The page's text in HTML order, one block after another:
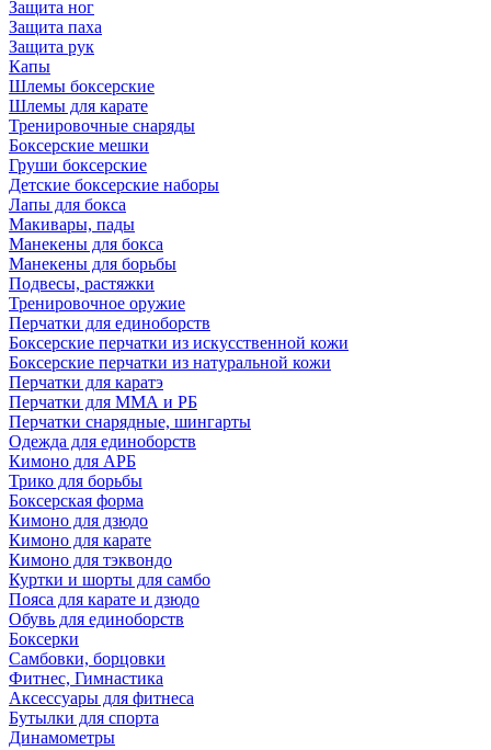
Защита ног
Защита паха
Защита рук
Капы
Шлемы боксерские
Шлемы для карате
Тренировочные снаряды
Боксерские мешки
Груши боксерские
Детские боксерские наборы
Лапы для бокса
Макивары, пады
Манекены для бокса
Манекены для борьбы
Подвесы, растяжки
Тренировочное оружие
Перчатки для единоборств
Боксерские перчатки из искусственной кожи
Боксерские перчатки из натуральной кожи
Перчатки для каратэ
Перчатки для ММА и РБ
Перчатки снарядные, шингарты
Одежда для единоборств
Кимоно для АРБ
Трико для борьбы
Боксерская форма
Кимоно для дзюдо
Кимоно для карате
Кимоно для тэквондо
Куртки и шорты для самбо
Пояса для карате и дзюдо
Обувь для единоборств
Боксерки
Самбовки, борцовки
Фитнес, Гимнастика
Аксессуары для фитнеса
Бутылки для спорта
Динамометры